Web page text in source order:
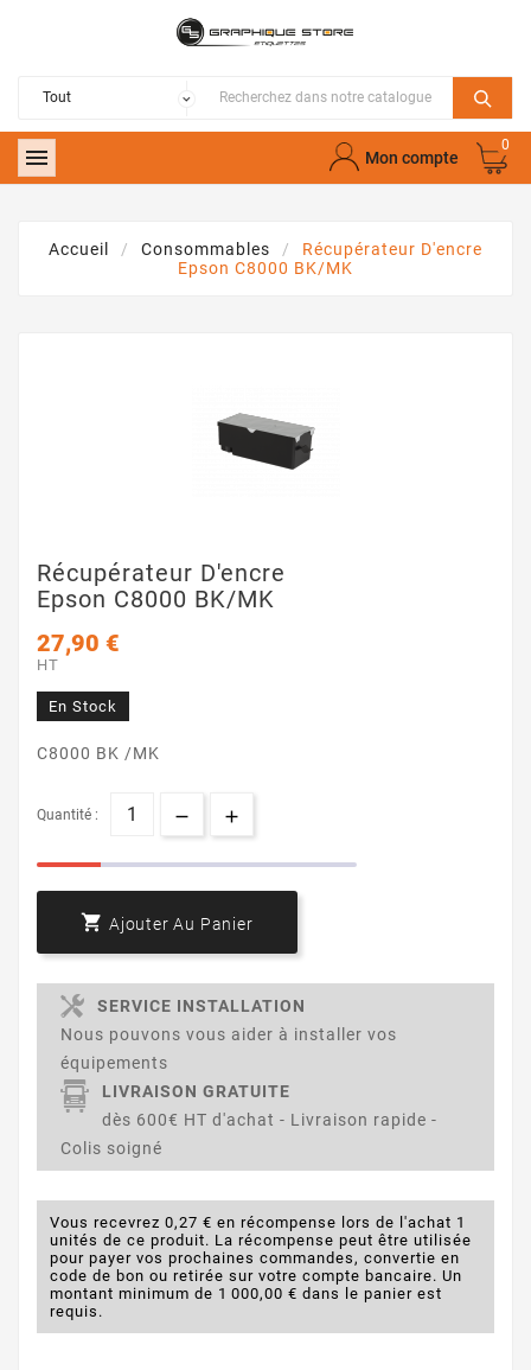
 Mon compte
0
Accueil Consommables
Récupérateur D'encre
Epson C8000 BK/MK
Récupérateur D'encre
Epson C8000 BK/MK
27,90 €
HT
En Stock
C8000 BK /MK
Quantité :
 Ajouter Au Panier
SERVICE INSTALLATION
Nous pouvons vous aider à installer vos
équipements
LIVRAISON GRATUITE
dès 600€ HT d'achat - Livraison rapide -
Colis soigné
Vous recevrez 0,27 € en récompense lors de l'achat 1
unités de ce produit. La récompense peut être utilisée
pour payer vos prochaines commandes, convertie en
code de bon ou retirée sur votre compte bancaire. Un
montant minimum de 1 000,00 € dans le panier est
requis.